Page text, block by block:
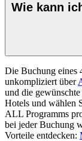
Wie kann
Die Buchung eines
unkompliziert über
und die
Hotels und wählen
ALL Programms
bei jeder Buchung
Vorteile entdecken: